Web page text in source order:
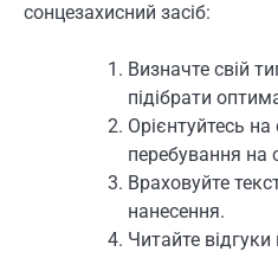
сонцезахисний засіб:
Визначте свій
підібрати
Орієнтуйтесь на
перебування на
Враховуйте
нанесення.
Читайте відгуки